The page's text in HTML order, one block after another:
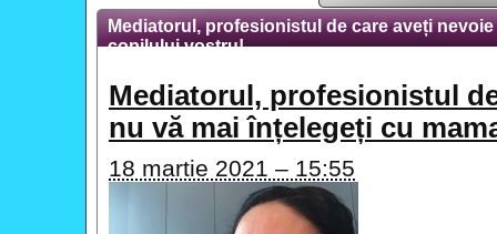
Mediatorul, profesionistul de care aveți
copilului vostru!
Mediatorul, profesionistul
nu vă mai înțelegeți cu
18 martie 2021 – 15:55